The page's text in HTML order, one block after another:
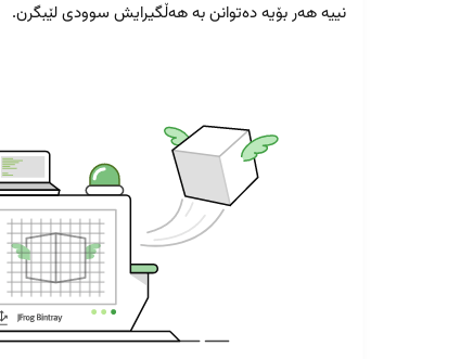
نییە هەر بۆیە دەتوانن بە هەڵگیرایش سوودی لێبگرن.